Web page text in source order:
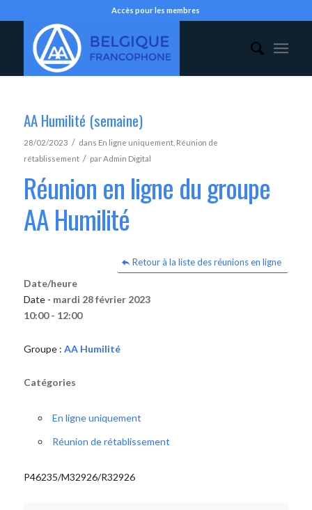
Accès pour les membres
AA Humilité (semaine)
28/02/2023 / dans En ligne uniquement, Réunion de
rétablissement / parAdmin Digital
Réunion en ligne du groupe
AA Humilité
Retour à la liste des réunions en ligne
Date/heure
Date - mardi 28 février 2023
10:00 - 12:00
Groupe : AA Humilité
Catégories
En ligne uniquement
Réunion de rétablissement
P46235/M32926/R32926